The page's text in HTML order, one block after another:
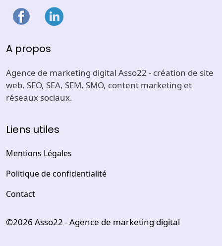
A propos
Agence de marketing digital Asso22 - création de site
web, SEO, SEA, SEM, SMO, content marketing et
réseaux sociaux.
Liens utiles
Mentions Légales
Politique de confidentialité
Contact
©2026 Asso22 - Agence de marketing digital